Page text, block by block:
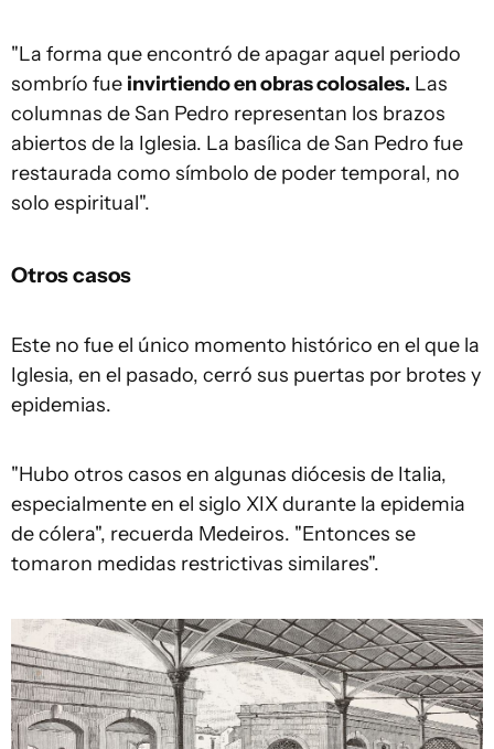
"La forma que encontró de apagar aquel periodo
sombrío fue invirtiendo en obras colosales. Las
columnas de San Pedro representan los brazos
abiertos de la Iglesia. La basílica de San Pedro fue
restaurada como símbolo de poder temporal, no
solo espiritual".
Otros casos
Este no fue el único momento histórico en el que la
Iglesia, en el pasado, cerró sus puertas por brotes y
epidemias.
"Hubo otros casos en algunas diócesis de Italia,
especialmente en el siglo XIX durante la epidemia
de cólera", recuerda Medeiros. "Entonces se
tomaron medidas restrictivas similares".